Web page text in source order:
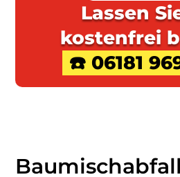
Lassen
kostenfrei
☎️ 06181